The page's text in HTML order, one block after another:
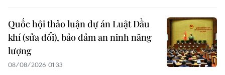
Quốc hội thảo luận dự án Luật Dầu
khí (sửa đổi), bảo đảm an ninh năng
lượng
08/08/2026 01:33